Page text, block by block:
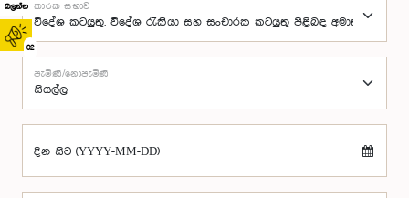
බලන්න
02
කාරක සභාව
පැමිණි/නොපැමිණි
දින සිට (YYYY-MM-DD)